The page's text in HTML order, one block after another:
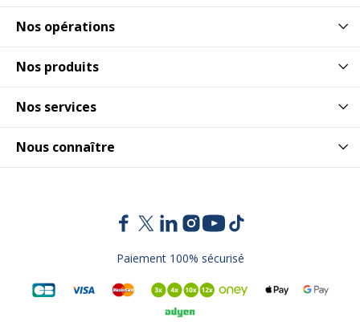
Nos opérations
Nos produits
Nos services
Nous connaître
Paiement 100% sécurisé